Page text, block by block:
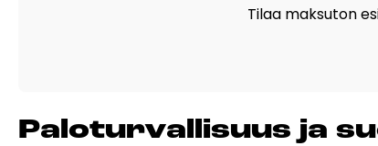
Tilaa maksuton
Pa­lo­tur­val­li­suus ja